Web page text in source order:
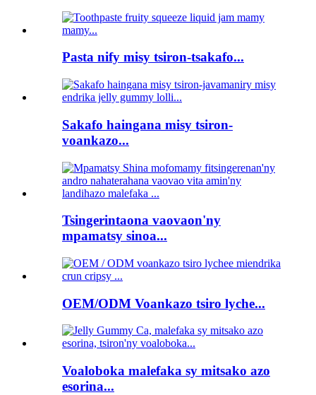
Pasta nify misy tsiron-tsakafo...
Sakafo haingana misy tsiron-
voankazo...
Tsingerintaona vaovaon'ny
mpamatsy sinoa...
OEM/ODM Voankazo tsiro lyche...
Voaloboka malefaka sy mitsako azo
esorina...